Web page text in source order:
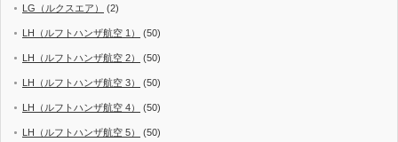
LG（ルクスエア） (2)
LH（ルフトハンザ航空 1） (50)
LH（ルフトハンザ航空 2） (50)
LH（ルフトハンザ航空 3） (50)
LH（ルフトハンザ航空 4） (50)
LH（ルフトハンザ航空 5） (50)